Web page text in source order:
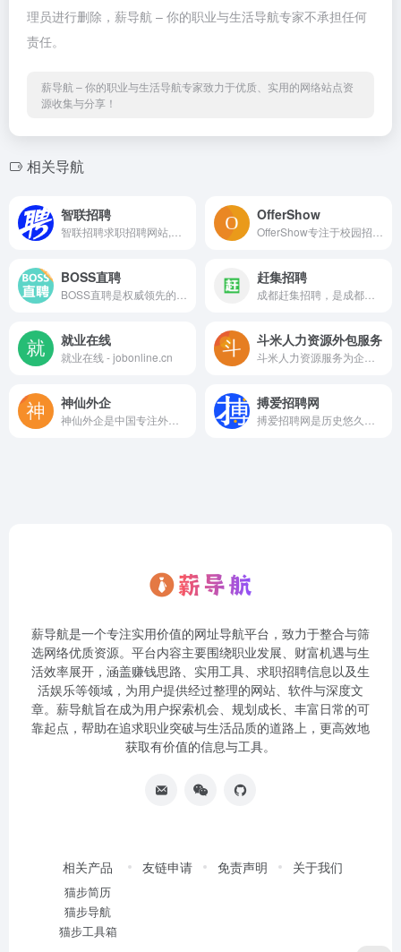
理员进行删除，薪导航 – 你的职业与生活导航专家不承担任何
责任。
薪导航 – 你的职业与生活导航专家致力于优质、实用的网络站点资
源收集与分享！
相关导航
智联招聘 OfferShow
BOSS直聘 赶集招聘
就业在线
就业在线 - jobonline.cn
斗米人力资源外包服务
神仙外企 搏爱招聘网
薪导航是一个专注实用价值的网址导航平台，致力于整合与筛
选网络优质资源。平台内容主要围绕职业发展、财富机遇与生
活效率展开，涵盖赚钱思路、实用工具、求职招聘信息以及生
活娱乐等领域，为用户提供经过整理的网站、软件与深度文
章。薪导航旨在成为用户探索机会、规划成长、丰富日常的可
靠起点，帮助在追求职业突破与生活品质的道路上，更高效地
获取有价值的信息与工具。
相关产品
猫步简历
猫步导航
猫步工具箱
友链申请 免责声明 关于我们